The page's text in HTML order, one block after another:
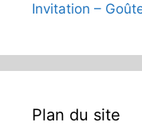
Invitation –
Plan du site